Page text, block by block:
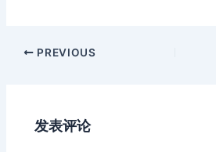
Post
PREVIOUS
发表评论